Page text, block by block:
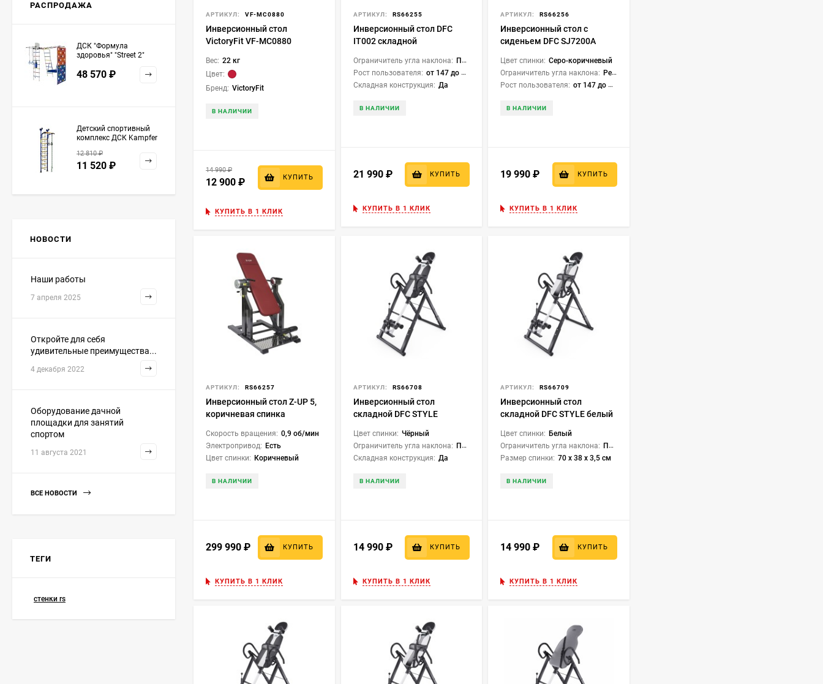
АРТИКУЛ: VF-MC0880
Инверсионный стол
VictoryFit VF-MC0880
Вес: 22 кг
Цвет:
Бренд: VictoryFit
В НАЛИЧИИ
14 990
12 900 КУПИТЬ
КУПИТЬ В 1 КЛИК
АРТИКУЛ: RS66255
Инверсионный стол DFC
IT002 складной
Ограничитель угла наклона: Перекладина
Рост пользователя: от 147 до 198 см
Складная конструкция: Да
В НАЛИЧИИ
21 990 ₽ КУПИТЬ
КУПИТЬ В 1 КЛИК
АРТИКУЛ: RS66256
Инверсионный стол с
сиденьем DFC SJ7200A
Цвет спинки: Серо-коричневый
Ограничитель угла наклона: Ремень и перекладина
Рост пользователя: от 147 до 198 см
В НАЛИЧИИ
19 990 КУПИТЬ
КУПИТЬ В 1 КЛИК
АРТИКУЛ: RS66257
Инверсионный стол Z-UP 5,
коричневая спинка
Скорость вращения: 0,9 об/мин
Электропривод: Есть
Цвет спинки: Коричневый
В НАЛИЧИИ
299 990 КУПИТЬ
КУПИТЬ В 1 КЛИК
АРТИКУЛ: RS66708
Инверсионный стол
складной DFC STYLE
Цвет спинки: Чёрный
Ограничитель угла наклона: Перекладина
Складная конструкция: Да
В НАЛИЧИИ
14 990 ₽ КУПИТЬ
КУПИТЬ В 1 КЛИК
АРТИКУЛ: RS66709
Инверсионный стол
складной DFC STYLE белый
Цвет спинки: Белый
Ограничитель угла наклона: Перекладина
Размер спинки: 70 х 38 х 3,5 см
В НАЛИЧИИ
14 990 КУПИТЬ
КУПИТЬ В 1 КЛИК
РАСПРОДАЖА
ДСК "Формула
здоровья" "Street 2"
48 570
Детский спортивный
комплекс ДСК Kampfer
12 810
11 520
НОВОСТИ
Наши работы
7 апреля 2025
Откройте для себя
удивительные преимущества...
4 декабря 2022
Оборудование дачной
площадки для занятий
спортом
11 августа 2021
ВСЕ НОВОСТИ
ТЕГИ
стенки rs